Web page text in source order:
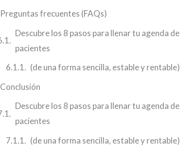
Preguntas frecuentes (FAQs)
Descubre los 8 pasos para llenar tu agenda de
pacientes
(de una forma sencilla, estable y rentable)
Conclusión
Descubre los 8 pasos para llenar tu agenda de
pacientes
(de una forma sencilla, estable y rentable)